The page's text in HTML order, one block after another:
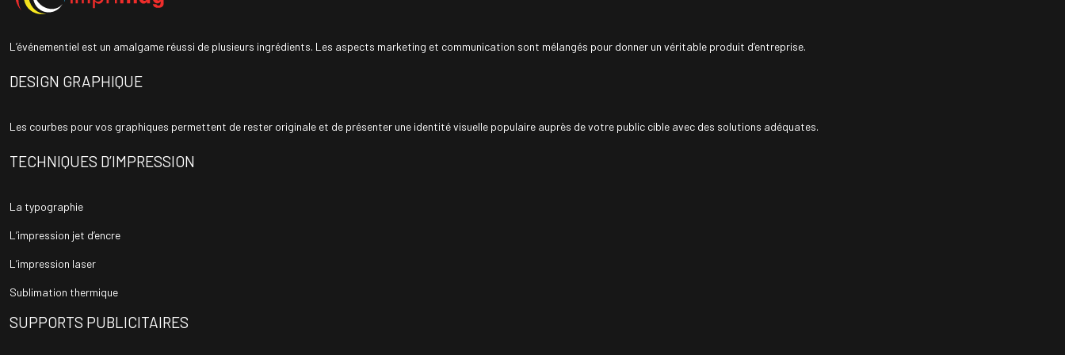
L’événementiel est un amalgame réussi de plusieurs ingrédients. Les aspects marketing et communication sont mélangés pour donner un véritable produit d’entreprise.
DESIGN GRAPHIQUE
Les courbes pour vos graphiques permettent de rester originale et de présenter une identité visuelle populaire auprès de votre public cible avec des solutions adéquates.
TECHNIQUES D’IMPRESSION
La typographie
L’impression jet d’encre
L’impression laser
Sublimation thermique
SUPPORTS PUBLICITAIRES